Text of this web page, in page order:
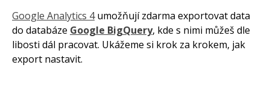
GTM šablony
Rozcestník
Kontakt
Google Analytics 4umožňují zdarma exportovat data
do databáze Google BigQuery, kde s nimi můžeš dle
libosti dál pracovat. Ukážeme si krok za krokem, jak
export nastavit.